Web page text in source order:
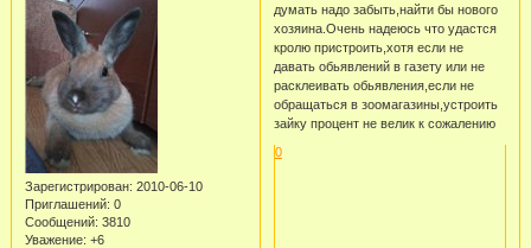
Зарегистрирован: 2010-06-10
Приглашений: 0
Сообщений: 3810
Уважение: +6
думать надо забыть,найти бы нового
хозяина.Очень надеюсь что удастся
кролю пристроить,хотя если не
давать обьявлений в газету или не
расклеивать обьявления,если не
обращаться в зоомагазины,устроить
зайку процент не велик к сожалению
0